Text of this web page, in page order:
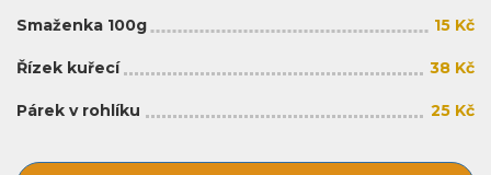
Smaženka 100g 15 Kč
Řízek kuřecí 38 Kč
Párek v rohlíku 25 Kč